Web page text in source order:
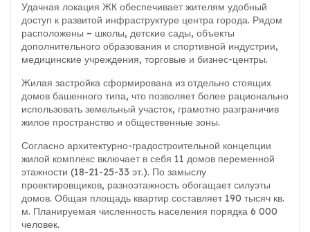
Удачная локация ЖК обеспечивает жителям удобный
доступ к развитой инфраструктуре центра города. Рядом
расположены – школы, детские сады, объекты
дополнительного образования и спортивной индустрии,
медицинские учреждения, торговые и бизнес-центры.
Жилая застройка сформирована из отдельно стоящих
домов башенного типа, что позволяет более рационально
использовать земельный участок, грамотно разграничив
жилое пространство и общественные зоны.
Согласно архитектурно-градостроительной концепции
жилой комплекс включает в себя 11 домов переменной
этажности (18-21-25-33 эт.). По замыслу
проектировщиков, разноэтажность обогащает силуэты
домов. Общая площадь квартир составляет 190 тысяч кв.
м. Планируемая численность населения порядка 6 000
человек.